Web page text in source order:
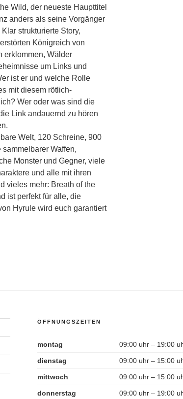
Wild, der neueste Haupttitel
anders als seine Vorgänger
strukturierte Story,
Königreich von
erklommen, Wälder
um Links und
ist er und welche Rolle
mit diesem rötlich-
Wer oder was sind die
Link andauernd zu hören
Welt, 120 Schreine, 900
Waffen,
Monster und Gegner, viele
und alle mit ihren
vieles mehr: Breath of the
ist perfekt für alle, die
Hyrule wird euch garantiert
ÖFFNUNGSZEITEN
montag 09:00 uhr – 19:00
dienstag 09:00 uhr – 15:00
mittwoch 09:00 uhr – 15:00
donnerstag 09:00 uhr – 19:00